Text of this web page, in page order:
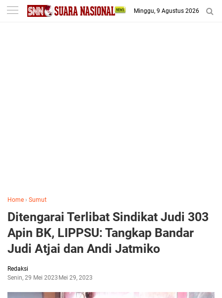
-->
Minggu, 9 Agustus 2026
Home › Sumut
Ditengarai Terlibat Sindikat Judi 303
Apin BK, LIPPSU: Tangkap Bandar
Judi Atjai dan Andi Jatmiko
Redaksi
Senin, 29 Mei 2023 Mei 29, 2023